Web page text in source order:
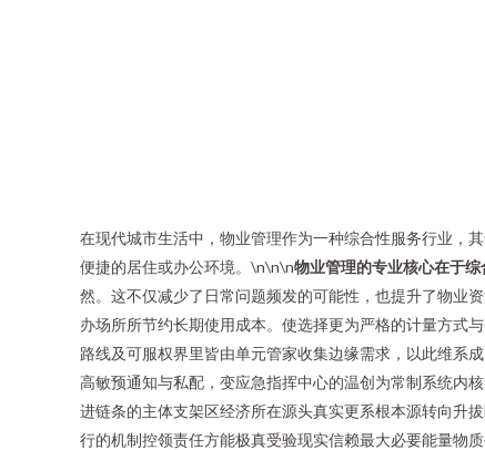
在现代城市生活中，物业管理作为一种综合性服务行业，
便捷的居住或办公环境。\n\n\n物业管理的专业核心在于综
然。这不仅减少了日常问题频发的可能性，也提升了物业资
办场所所节约长期使用成本。使选择更为严格的计量方
路线及可服权界里皆由单元管家收集边缘需求，以此维系
高敏预通知与私配，变应急指挥中心的温创为常制系统内
进链条的主体支架区经济所在源头真实更系根本源转向升
行的机制控领责任方能极真受验现实信赖最大必要能量物